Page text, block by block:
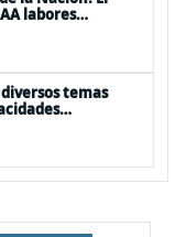
labores
temas
Consejo de